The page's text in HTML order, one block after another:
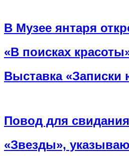
В Музее янтаря
«В поисках
Выставка «Записки
Повод для
«Звезды»,